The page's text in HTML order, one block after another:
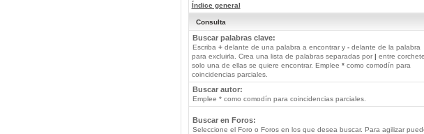
Índice general
Consulta
Buscar palabras clave:
Escriba +delante de una palabra a encontrar y -delante de la palabra
para excluirla. Crea una lista de palabras separadas por | entre
solo una de ellas se quiere encontrar. Emplee *como comodín para
coincidencias parciales.
Buscar autor:
Emplee * como comodín para coincidencias parciales.
Buscar en Foros:
Seleccione el Foro o Foros en los que desea buscar. Para agilizar